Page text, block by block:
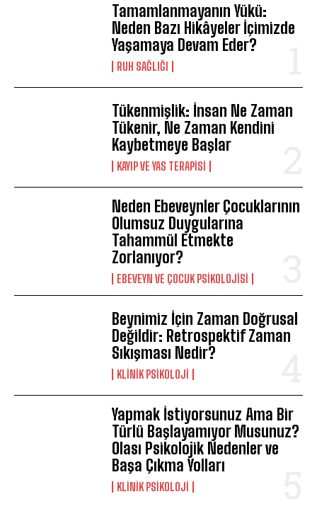
Tamamlanmayanın Yükü:
Neden Bazı Hikâyeler İçimizde
Yaşamaya Devam Eder?
⁠RUH SAĞLIĞI
Tükenmişlik: İnsan Ne Zaman
Tükenir, Ne Zaman Kendini
Kaybetmeye Başlar
KAYIP VE YAS TERAPISI
Neden Ebeveynler Çocuklarının
Olumsuz Duygularına
Tahammül Etmekte
Zorlanıyor?
EBEVEYN VE ÇOCUK PSIKOLOJISI
Beynimiz İçin Zaman Doğrusal
Değildir: Retrospektif Zaman
Sıkışması Nedir?
KLINIK PSIKOLOJI
Yapmak İstiyorsunuz Ama Bir
Türlü Başlayamıyor Musunuz?
Olası Psikolojik Nedenler ve
Başa Çıkma Yolları
KLINIK PSIKOLOJI